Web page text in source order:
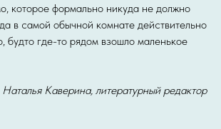
которое формально никуда не должно
в самой обычной комнате действительно
будто где-то рядом взошло маленькое
Наталья Каверина, литературный редактор